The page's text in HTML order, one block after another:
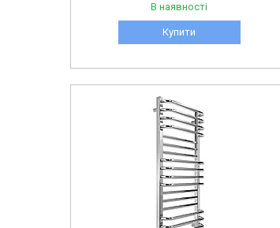
В наявності
Купити
71207601